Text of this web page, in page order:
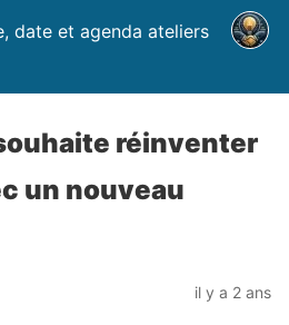
date et agenda ateliers
réinventer
un nouveau
il y a 2 ans